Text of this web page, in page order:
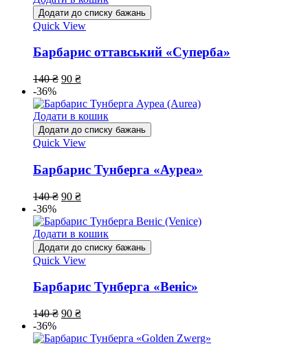
Додати до списку бажань
Quick View
Барбарис оттавський «Суперба»
140₴ 90 ₴
-36%
Додати в кошик
Додати до списку бажань
Quick View
Барбарис Тунберга «Ауреа»
140₴ 90 ₴
-36%
Додати в кошик
Додати до списку бажань
Quick View
Барбарис Тунберга «Веніс»
140₴ 90 ₴
-36%